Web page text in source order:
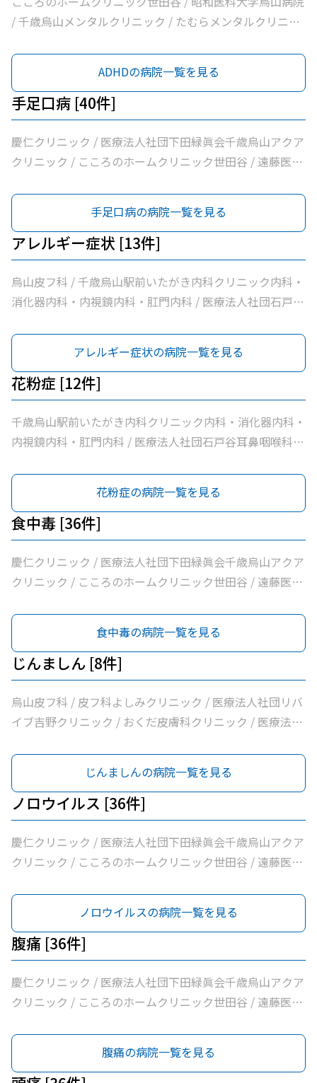
/ 千歳烏山メンタルクリニック / たむらメンタルクリニッ
リニック / 菱沼メンタルクリニック / 医療法人社団親樹会
ADHDの病院一覧を見る
手足口病 [40件]
慶仁クリニック / 医療法人社団下田緑眞会千歳烏山アクア
クリニック / こころのホームクリニック世田谷 / 遠藤医院
千歳烏山駅前いたがき内科クリニック内科・消化器内科・
内視鏡内科・肛門内科 / 世田谷調布大友内科リウマチ科千
歳烏山院 / Ｋ２こどもクリニック / 烏山クリニック / 医療
法人社団はなまる会烏山はなクリニック / 医療法人社団下
田緑眞会世田谷北部クリニック / 医療法人社団親樹会恵泉
第二クリニック / 烏山慶友整形外科・内科総合クリニック
おがたブレストクリニック / ヒロクリニック / 南烏山クリ
ニック / Ｋメディカルクリニック / 医療法人社団リバイブ
吉野クリニック / しまだクリニック / 千歳烏山駅前内科・
糖尿病クリニック / ヨシダ消化器内科クリニック / 医療法
人社団永研会ちとせクリニック / かねみつ小児クリニック
/ 古谷医院 / 世田谷区医師会付属烏山診療所 / 交番通り歯
らすやま小児科 / 平泉医院 / 医療法人社団塩島内科医院 /
医療法人社団清孝会田村クリニック / 香川内科クリニック
/ 大賀内科クリニック / 上祖師谷かたらいクリニック / 医
療法人社団親樹会恵泉クリニック / ほった小児科クリニッ
ク / ちとせ台内科クリニック
手足口病の病院一覧を見る
アレルギー症状 [13件]
烏山皮フ科 / 千歳烏山駅前いたがき内科クリニック内科・
消化器内科・内視鏡内科・肛門内科 / 医療法人社団石戸谷
まる会烏山はなクリニック / Ｋメディカルクリニック / 医
療法人社団リバイブ吉野クリニック / おくだ皮膚科クリニ
ック / 医療法人社団永研会ちとせクリニック / 古谷医院 /
あおぞら皮膚科 / みずき皮膚科 / ほった小児科クリニック
アレルギー症状の病院一覧を見る
花粉症 [12件]
千歳烏山駅前いたがき内科クリニック内科・消化器内科・
内視鏡内科・肛門内科 / 医療法人社団石戸谷耳鼻咽喉科 /
団親樹会恵泉第二クリニック / 烏山耳鼻咽喉科 / Ｋメディ
カルクリニック / 医療法人社団リバイブ吉野クリニック /
あおぞら皮膚科 / みずき皮膚科 / 給田耳鼻咽喉科クリニッ
ク / ほった小児科クリニック / なでしこ耳鼻咽喉科
花粉症の病院一覧を見る
食中毒 [36件]
慶仁クリニック / 医療法人社団下田緑眞会千歳烏山アクア
クリニック / こころのホームクリニック世田谷 / 遠藤医院
千歳烏山駅前いたがき内科クリニック内科・消化器内科・
内視鏡内科・肛門内科 / 世田谷調布大友内科リウマチ科千
歳烏山院 / 烏山クリニック / 医療法人社団はなまる会烏山
はなクリニック / 医療法人社団下田緑眞会世田谷北部クリ
ニック / 医療法人社団親樹会恵泉第二クリニック / 烏山慶
友整形外科・内科総合クリニック / 医療法人社団広田内科
ク / ヒロクリニック / 南烏山クリニック / Ｋメディカルク
リニック / 医療法人社団リバイブ吉野クリニック / しまだ
クリニック / 千歳烏山駅前内科・糖尿病クリニック / ヨシ
ダ消化器内科クリニック / 医療法人社団永研会ちとせクリ
ニック / 古谷医院 / 世田谷区医師会付属烏山診療所 / 交番
通り歯科 / 医療法人社団小島整形外科医院 / 杉浦クリニッ
清孝会田村クリニック / 香川内科クリニック / 大賀内科ク
リニック / 上祖師谷かたらいクリニック / 医療法人社団親
樹会恵泉クリニック / ちとせ台内科クリニック
食中毒の病院一覧を見る
じんましん [8件]
烏山皮フ科 / 皮フ科よしみクリニック / 医療法人社団リバ
イブ吉野クリニック / おくだ皮膚科クリニック / 医療法人
/ みずき皮膚科
じんましんの病院一覧を見る
ノロウイルス [36件]
慶仁クリニック / 医療法人社団下田緑眞会千歳烏山アクア
クリニック / こころのホームクリニック世田谷 / 遠藤医院
千歳烏山駅前いたがき内科クリニック内科・消化器内科・
内視鏡内科・肛門内科 / 世田谷調布大友内科リウマチ科千
歳烏山院 / 烏山クリニック / 医療法人社団はなまる会烏山
はなクリニック / 医療法人社団下田緑眞会世田谷北部クリ
ニック / 医療法人社団親樹会恵泉第二クリニック / 烏山慶
友整形外科・内科総合クリニック / 医療法人社団広田内科
ク / ヒロクリニック / 南烏山クリニック / Ｋメディカルク
リニック / 医療法人社団リバイブ吉野クリニック / しまだ
クリニック / 千歳烏山駅前内科・糖尿病クリニック / ヨシ
ノロウイルスの病院一覧を見る
腹痛 [36件]
慶仁クリニック / 医療法人社団下田緑眞会千歳烏山アクア
クリニック / こころのホームクリニック世田谷 / 遠藤医院
千歳烏山駅前いたがき内科クリニック内科・消化器内科・
内視鏡内科・肛門内科 / 世田谷調布大友内科リウマチ科千
腹痛の病院一覧を見る